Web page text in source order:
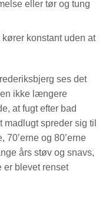
eller tør og tung
konstant uden at
ses det
ikke længere
at fugt efter bad
spreder sig til
70’erne og 80’erne
års støv og snavs,
blevet renset